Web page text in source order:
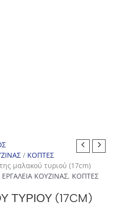
/ ΚΟΠΤΕΣ
μαλακού τυριού (17cm)
ΕΡΓΑΛΕΙΑ ΚΟΥΖΙΝΑΣ, ΚΟΠΤΕΣ
(17CM)